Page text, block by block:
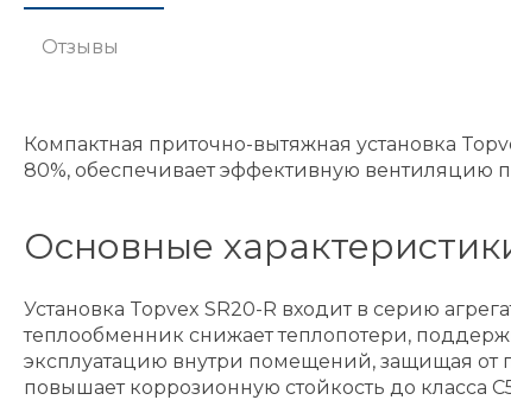
Отзывы
Компактная приточно-вытяжная установка
80%, обеспечивает эффективную вентиляцию
Основные
Установка Topvex SR20-R входит в серию
теплообменник снижает теплопотери,
эксплуатацию внутри помещений, защищая от
повышает коррозионную стойкость до класса